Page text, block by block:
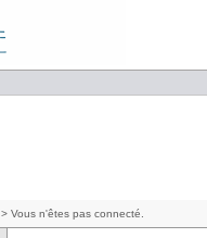
> Vous n'êtes pas connecté.